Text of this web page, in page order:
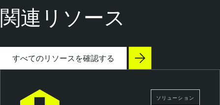
関連リソース
すべてのリソースを確認する
ソリューション